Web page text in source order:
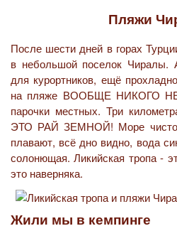
Пляжи
После шести дней в горах
в небольшой поселок Чиралы.
для курортников, ещё
на пляже ВООБЩЕ НИКОГО
парочки местных. Три
ЭТО РАЙ ЗЕМНОЙ! Море
плавают, всё дно видно, вода
солонющая. Ликийская тропа -
это наверняка.
Жили мы в кемпинге